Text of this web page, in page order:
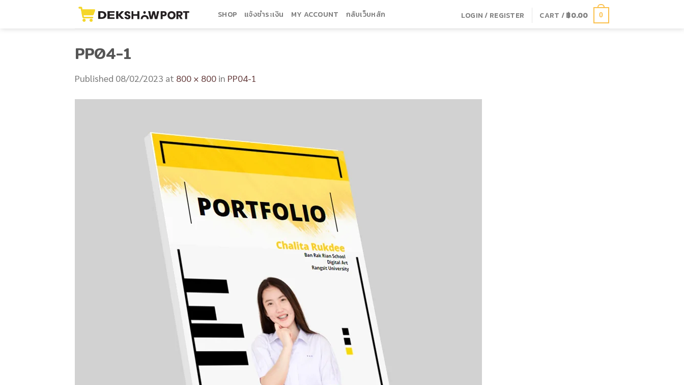
SHOP แจ้งชำระเงิน MY ACCOUNT กลับเว็บหลัก LOGIN / REGISTER CART /฿0.00 0
PP04-1
Published 08/02/2023 at 800 × 800 in PP04-1